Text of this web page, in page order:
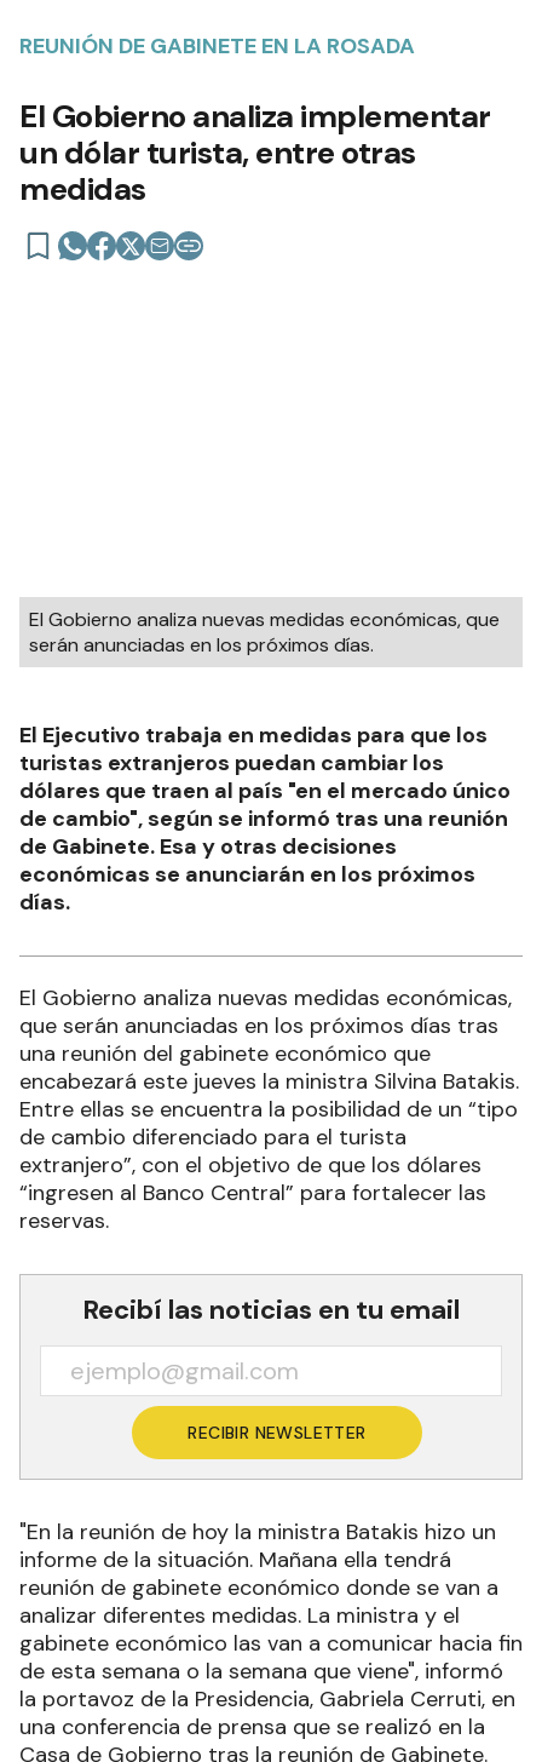
REUNIÓN DE GABINETE EN LA ROSADA
El Gobierno analiza implementar
un dólar turista, entre otras
medidas
El Gobierno analiza nuevas medidas económicas, que
serán anunciadas en los próximos días.
El Ejecutivo trabaja en medidas para que los
turistas extranjeros puedan cambiar los
dólares que traen al país "en el mercado único
de cambio", según se informó tras una reunión
de Gabinete. Esa y otras decisiones
económicas se anunciarán en los próximos
días.
El Gobierno analiza nuevas medidas económicas,
que serán anunciadas en los próximos días tras
una reunión del gabinete económico que
encabezará este jueves la ministra Silvina Batakis.
Entre ellas se encuentra la posibilidad de un “tipo
de cambio diferenciado para el turista
extranjero”, con el objetivo de que los dólares
“ingresen al Banco Central” para fortalecer las
reservas.
Recibí las noticias en tu email
RECIBIR NEWSLETTER
"En la reunión de hoy la ministra Batakis hizo un
informe de la situación. Mañana ella tendrá
reunión de gabinete económico donde se van a
analizar diferentes medidas. La ministra y el
gabinete económico las van a comunicar hacia fin
de esta semana o la semana que viene", informó
la portavoz de la Presidencia, Gabriela Cerruti, en
una conferencia de prensa que se realizó en la
Casa de Gobierno tras la reunión de Gabinete.